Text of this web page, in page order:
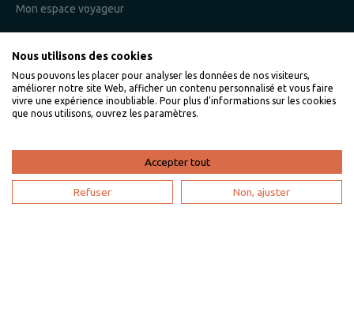
Mon espace voyageur
L'expertise VillaVEO
Mon espace propriétaire
Nous utilisons des cookies
Nous pouvons les placer pour analyser les données de nos visiteurs,
améliorer notre site Web, afficher un contenu personnalisé et vous faire
vivre une expérience inoubliable. Pour plus d'informations sur les cookies
que nous utilisons, ouvrez les paramètres.
Accepter tout
Refuser Non, ajuster